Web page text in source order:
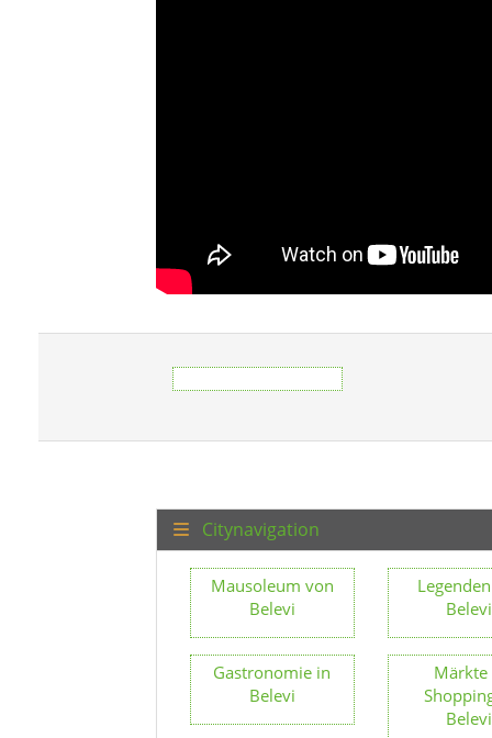
Citynavigation
Mausoleum von
Belevi
Belevi
Gastronomie in
Belevi
Märkte
Belevi